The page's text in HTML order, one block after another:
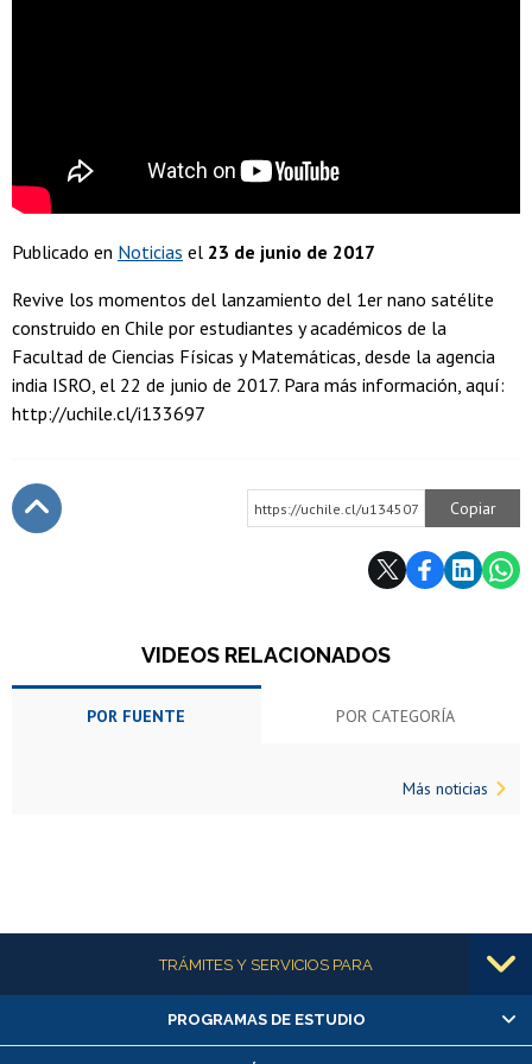
Publicado en Noticias el 23 de junio de 2017
Revive los momentos del lanzamiento del 1er nano satélite
construido en Chile por estudiantes y académicos de la
Facultad de Ciencias Físicas y Matemáticas, desde la agencia
india ISRO, el 22 de junio de 2017. Para más información, aquí:
http://uchile.cl/i133697
https://uchile.cl/u134507 Copiar
VIDEOS RELACIONADOS
POR FUENTE POR CATEGORÍA
Más noticias
Más informaciónTRÁMITES Y SERVICIOS PARA
Alumnas/os y exalumnas/os
PROGRAMAS DE ESTUDIO